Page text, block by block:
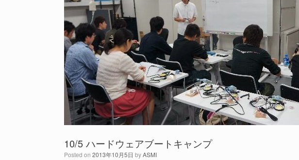
10/5 ハードウェアブートキャンプ
Posted on 2013年10月5日 byASMI